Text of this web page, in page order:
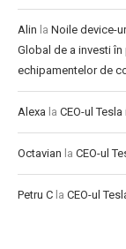
Alin la Noile device-
Global de a investi
echipamentelor de
Alexa la CEO-ul
Octavian la CEO-ul
Petru C la CEO-ul